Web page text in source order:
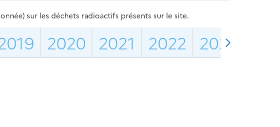
sur les déchets radioactifs présents sur le site.
2020 2021 2022 2023